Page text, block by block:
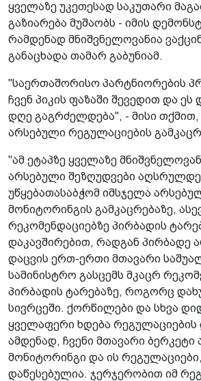
ყველაზე უკეთესად საკუთარი
გაზიარება მუშაობს - იმის
რამდენად მნიშვნელოვანია
განაცხადა თამარ გაბუნიამ.
"საერთაშორისო პარტნიორების
ჩვენ პიკის ფაზაში შევედით და
დღე გაგრძელდება", - მისი
არსებული რეგულაციების
"ამ ეტაპზე ყველაზე
არსებული შეზღუდვები
უწყებათასაბჭომ იმსჯელა
მონიტორინგის გამკაცრებაზე,
რეკომენდაციებზე პირბადის
დაკავშირებით, რადგან პირბადე
დაცვის ერთ-ერთი მთავარი
სამინისტრო გასცემს მკაცრ
პირბადის ტარებაზე, როგორც
სივრცეში. ქორწილები და სხვა
ყველაფერი ხდება
ამდენად, ჩვენი მთავარი ბერკეტი
მონიტორინგი და ის
დაწესებულია. ჯერჯერობით იმ